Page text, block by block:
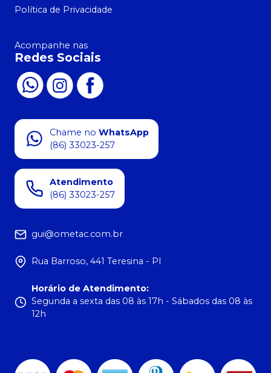
Política de Privacidade
Acompanhe nas
Redes Sociais
Chame no WhatsApp
(86) 33023-257
Atendimento
(86) 33023-257
gui@ometac.com.br
Rua Barroso, 441 Teresina - PI
Horário de Atendimento:
Segunda a sexta das 08 às 17h - Sábados das 08 às
12h